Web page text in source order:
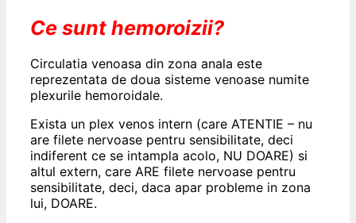
Ce sunt hemoroizii?
Circulatia venoasa din zona anala este
reprezentata de doua sisteme venoase numite
plexurile hemoroidale.
Exista un plex venos intern (care ATENTIE – nu
are filete nervoase pentru sensibilitate, deci
indiferent ce se intampla acolo, NU DOARE) si
altul extern, care ARE filete nervoase pentru
sensibilitate, deci, daca apar probleme in zona
lui, DOARE.